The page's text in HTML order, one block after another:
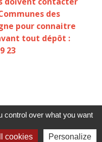
des
pour connaitre
tout dépôt :
23
control over what you want
cookies Personalize